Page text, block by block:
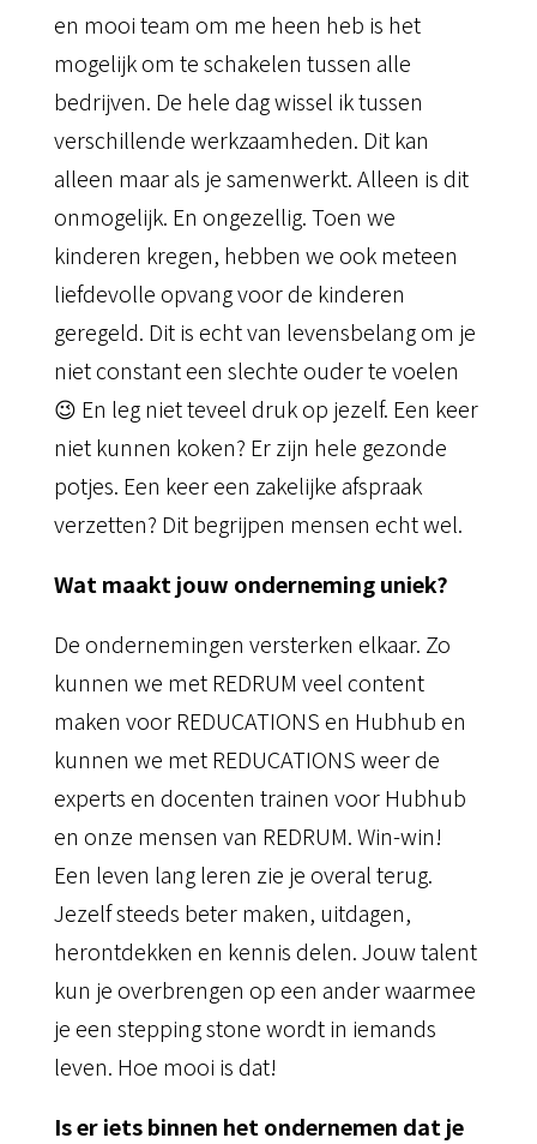
en mooi team om me heen heb is het
mogelijk om te schakelen tussen alle
bedrijven. De hele dag wissel ik tussen
verschillende werkzaamheden. Dit kan
alleen maar als je samenwerkt. Alleen is dit
onmogelijk. En ongezellig. Toen we
kinderen kregen, hebben we ook meteen
liefdevolle opvang voor de kinderen
geregeld. Dit is echt van levensbelang om je
niet constant een slechte ouder te voelen
😉 En leg niet teveel druk op jezelf. Een keer
niet kunnen koken? Er zijn hele gezonde
potjes. Een keer een zakelijke afspraak
verzetten? Dit begrijpen mensen echt wel.
Wat maakt jouw onderneming uniek?
De ondernemingen versterken elkaar. Zo
kunnen we met REDRUM veel content
maken voor REDUCATIONS en Hubhub en
kunnen we met REDUCATIONS weer de
experts en docenten trainen voor Hubhub
en onze mensen van REDRUM. Win-win!
Een leven lang leren zie je overal terug.
Jezelf steeds beter maken, uitdagen,
herontdekken en kennis delen. Jouw talent
kun je overbrengen op een ander waarmee
je een stepping stone wordt in iemands
leven. Hoe mooi is dat!
Is er iets binnen het ondernemen dat je